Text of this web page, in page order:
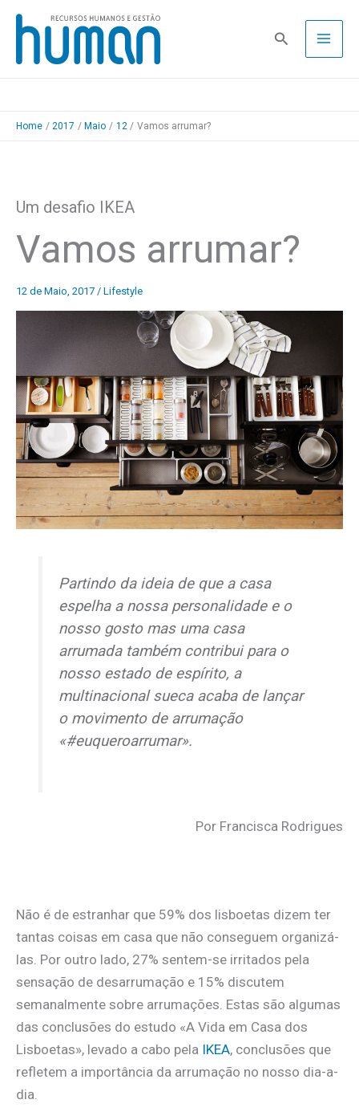
Skip
content
Pesquisa
Home 2017 Maio 12 Vamos arrumar?
Um desafio IKEA
Vamos arrumar?
12 de Maio, 2017 / Lifestyle
Partindo da ideia de que a casa
espelha a nossa personalidade e o
nosso gosto mas uma casa
arrumada também contribui para o
nosso estado de espírito, a
multinacional sueca acaba de lançar
o movimento de arrumação
«#euqueroarrumar».
Por Francisca Rodrigues
Não é de estranhar que 59% dos lisboetas dizem ter
tantas coisas em casa que não conseguem organizá-
las. Por outro lado, 27% sentem-se irritados pela
sensação de desarrumação e 15% discutem
semanalmente sobre arrumações. Estas são algumas
das conclusões do estudo «A Vida em Casa dos
Lisboetas», levado a cabo pela IKEA, conclusões que
refletem a importância da arrumação no nosso dia-a-
dia.